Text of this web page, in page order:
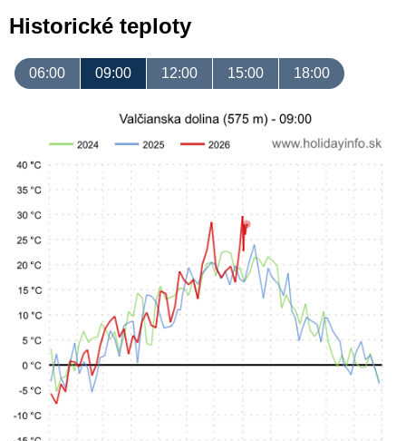
Historické teploty
06:00 09:00 12:00 15:00 18:00